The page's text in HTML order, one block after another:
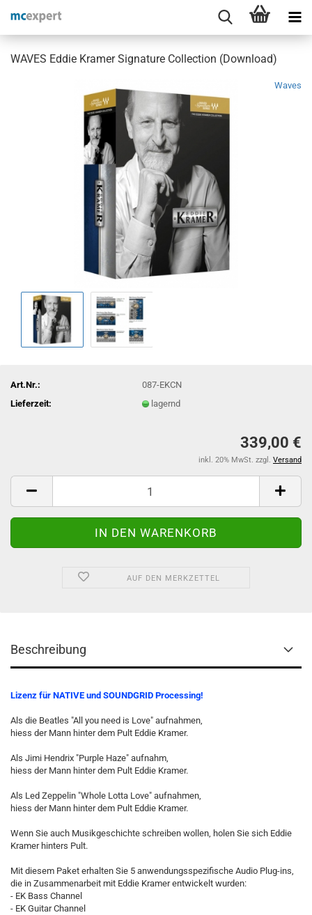
WAVES Eddie Kramer Signature Collection (Download)
Waves
Art.Nr.:
087-EKCN
Lieferzeit:
lagernd
339,00 €
inkl. 20% MwSt. zzgl. Versand
AUF DEN MERKZETTEL
Beschreibung
Lizenz für NATIVE und SOUNDGRID Processing!
Als die Beatles "All you need is Love" aufnahmen,
hiess der Mann hinter dem Pult Eddie Kramer.
Als Jimi Hendrix "Purple Haze" aufnahm,
hiess der Mann hinter dem Pult Eddie Kramer.
Als Led Zeppelin "Whole Lotta Love" aufnahmen,
hiess der Mann hinter dem Pult Eddie Kramer.
Wenn Sie auch Musikgeschichte schreiben wollen, holen Sie sich Eddie
Kramer hinters Pult.
Mit diesem Paket erhalten Sie 5 anwendungsspezifische Audio Plug-ins,
die in Zusammenarbeit mit Eddie Kramer entwickelt wurden:
- EK Bass Channel
- EK Guitar Channel